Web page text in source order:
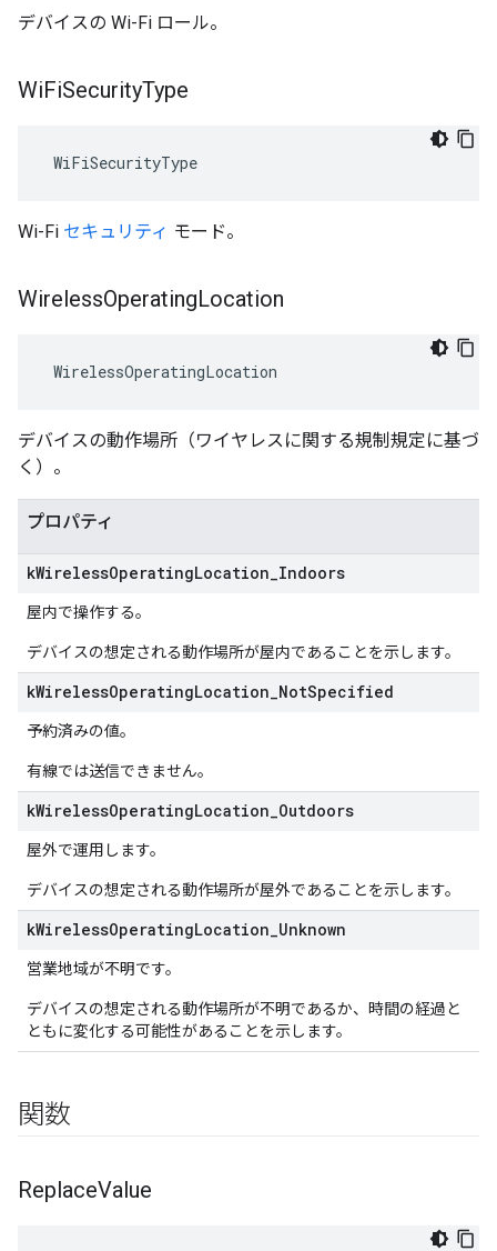
デバイスの Wi-Fi ロール。
WiFiSecurityType
WiFiSecurityType
Wi-Fi セキュリティ モード。
WirelessOperatingLocation
WirelessOperatingLocation
デバイスの動作場所（ワイヤレスに関する規制規定に基づ
く）。
プロパティ
kWirelessOperatingLocation Indoors
屋内で操作する。
デバイスの想定される動作場所が屋内であることを示します。
kWirelessOperatingLocation NotSpecified
予約済みの値。
有線では送信できません。
kWirelessOperatingLocation Outdoors
屋外で運用します。
デバイスの想定される動作場所が屋外であることを示します。
kWirelessOperatingLocation Unknown
営業地域が不明です。
デバイスの想定される動作場所が不明であるか、時間の経過と
ともに変化する可能性があることを示します。
関数
ReplaceValue